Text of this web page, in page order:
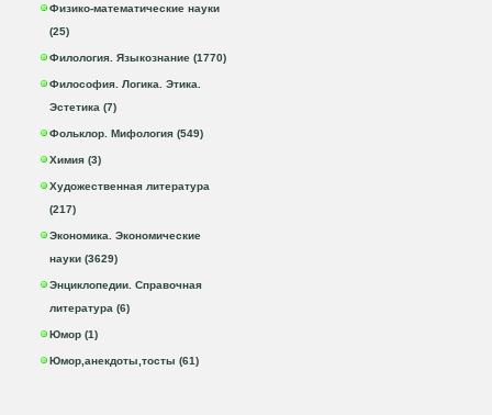
Физико-математические науки
(25)
Филология. Языкознание (1770)
Философия. Логика. Этика.
Эстетика (7)
Фольклор. Мифология (549)
Химия (3)
Художественная литература
(217)
Экономика. Экономические
науки (3629)
Энциклопедии. Справочная
литература (6)
Юмор (1)
Юмор,анекдоты,тосты (61)